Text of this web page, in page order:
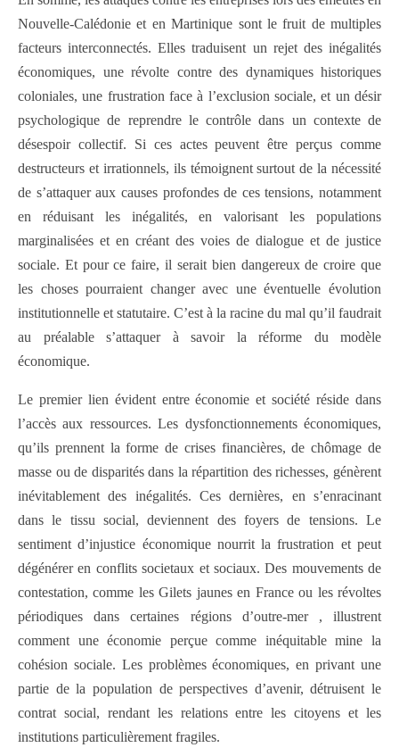
Nouvelle-Calédonie et en Martinique sont le fruit de multiples
facteurs interconnectés. Elles traduisent un rejet des inégalités
économiques, une révolte contre des dynamiques historiques
coloniales, une frustration face à l’exclusion sociale, et un désir
psychologique de reprendre le contrôle dans un contexte de
désespoir collectif. Si ces actes peuvent être perçus comme
destructeurs et irrationnels, ils témoignent surtout de la nécessité
de s’attaquer aux causes profondes de ces tensions, notamment
en réduisant les inégalités, en valorisant les populations
marginalisées et en créant des voies de dialogue et de justice
sociale. Et pour ce faire, il serait bien dangereux de croire que
les choses pourraient changer avec une éventuelle évolution
institutionnelle et statutaire. C’est à la racine du mal qu’il faudrait
au préalable s’attaquer à savoir la réforme du modèle
économique.
Le premier lien évident entre économie et société réside dans
l’accès aux ressources. Les dysfonctionnements économiques,
qu’ils prennent la forme de crises financières, de chômage de
masse ou de disparités dans la répartition des richesses, génèrent
inévitablement des inégalités. Ces dernières, en s’enracinant
dans le tissu social, deviennent des foyers de tensions. Le
sentiment d’injustice économique nourrit la frustration et peut
dégénérer en conflits societaux et sociaux. Des mouvements de
contestation, comme les Gilets jaunes en France ou les révoltes
périodiques dans certaines régions d’outre-mer , illustrent
comment une économie perçue comme inéquitable mine la
cohésion sociale. Les problèmes économiques, en privant une
partie de la population de perspectives d’avenir, détruisent le
contrat social, rendant les relations entre les citoyens et les
institutions particulièrement fragiles.